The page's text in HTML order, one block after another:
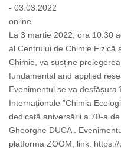
- 03.03.2022
online
La 3 martie 2022, ora 10:30
al Centrului de Chimie Fizică
Chimie, va susține
fundamental and applied
Evenimentul se va
Internaționale ”Chimia
dedicată aniversării a 70-a
Gheorghe DUCA .
platforma ZOOM, link: